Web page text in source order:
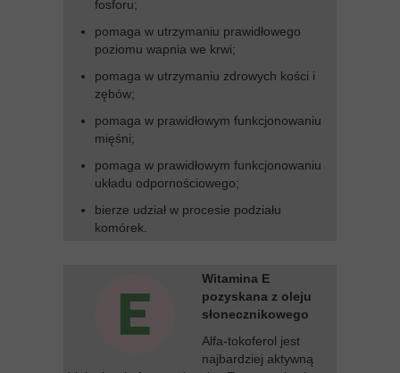
fosforu;
pomaga w utrzymaniu prawidłowego
poziomu wapnia we krwi;
pomaga w utrzymaniu zdrowych kości i
zębów;
pomaga w prawidłowym funkcjonowaniu
mięśni;
pomaga w prawidłowym funkcjonowaniu
układu odpornościowego;
bierze udział w procesie podziału
komórek.
Witamina E
pozyskana z oleju
słonecznikowego
Alfa-tokoferol jest
najbardziej aktywną